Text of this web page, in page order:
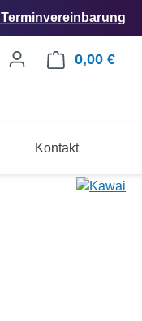
Terminvereinbarung
0,00 €
Kontakt